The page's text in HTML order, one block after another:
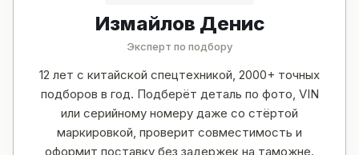
Измайлов Денис
Эксперт по подбору
12 лет с китайской спецтехникой, 2000+ точных
подборов в год. Подберёт деталь по фото, VIN
или серийному номеру даже со стёртой
маркировкой, проверит совместимость и
оформит поставку без задержек на таможне.